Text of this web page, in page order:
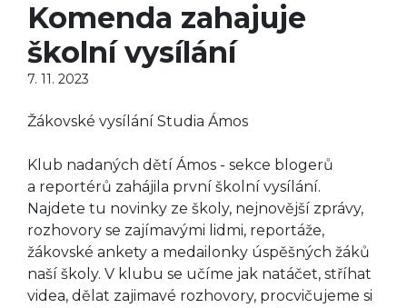
Komenda zahajuje
školní vysílání
7. 11. 2023
Žákovské vysílání Studia Ámos
Klub nadaných dětí Ámos - sekce blogerů
a reportérů zahájila první školní vysílání.
Najdete tu novinky ze školy, nejnovější zprávy,
rozhovory se zajímavými lidmi, reportáže,
žákovské ankety a medailonky úspěšných žáků
naší školy. V klubu se učíme jak natáčet, stříhat
videa, dělat zajimavé rozhovory, procvičujeme si